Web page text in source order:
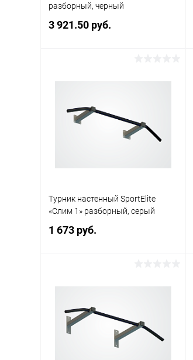
разборный, черный
3 921.50 руб.
В избранное Недоступно
Турник настенный SportElite
«Слим 1» разборный, серый
1 673 руб.
Купить в 1 клик
В избранное Недоступно